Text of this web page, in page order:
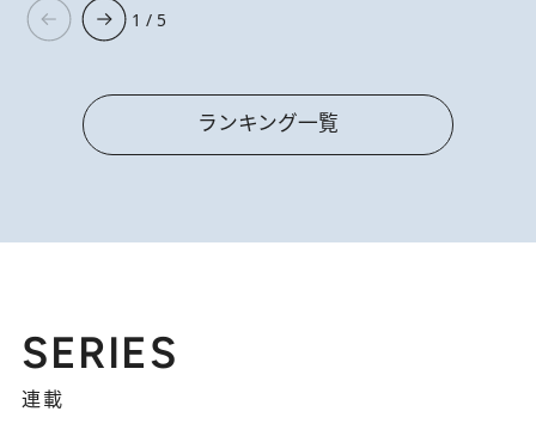
1 / 5
ランキング一覧
SERIES
連載